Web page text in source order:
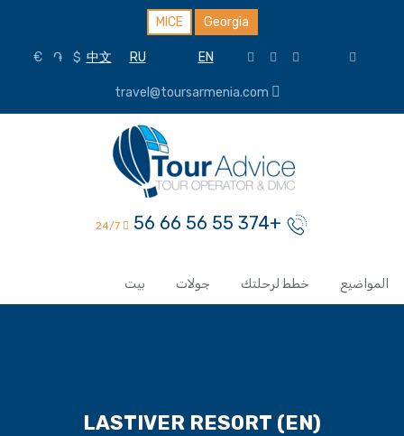
MICE Georgia
EN
RU
中文
$
֏
€
+374 55 56 66 56
بيت جولات خطط لرحلتك المواضيع
(EN) LASTIVER RESORT